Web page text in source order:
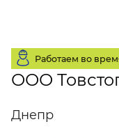
Работаем во
ООО
Днепр